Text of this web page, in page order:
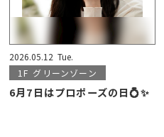
2026.05.12 Tue.
1F グリーンゾーン
6月7日はプロポーズの日💍✨